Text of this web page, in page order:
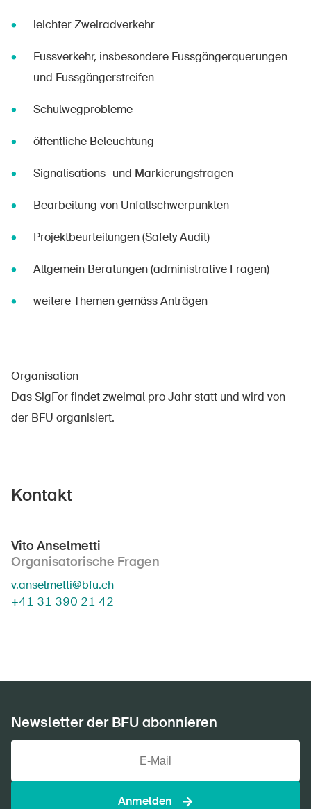
DE FR IT EN
leichter Zweiradverkehr
Fussverkehr, insbesondere Fussgängerquerungen
und Fussgängerstreifen
Schulwegprobleme
öffentliche Beleuchtung
Signalisations- und Markierungsfragen
Bearbeitung von Unfallschwerpunkten
Projektbeurteilungen (Safety Audit)
Allgemein Beratungen (administrative Fragen)
weitere Themen gemäss Anträgen
Organisation
Das SigFor findet zweimal pro Jahr statt und wird von
der BFU organisiert.
Kontakt
Vito Anselmetti
Organisatorische Fragen
v.anselmetti@bfu.ch
+41 31 390 21 42
Newsletter der BFU abonnieren
Anmelden